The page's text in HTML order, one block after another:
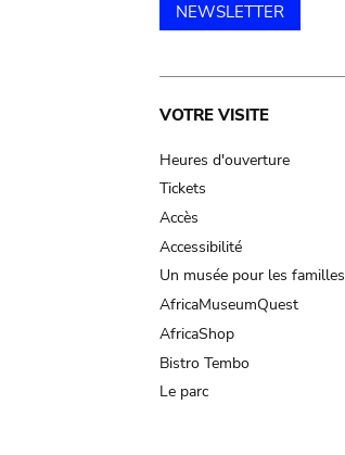
NEWSLETTER
Main
navigation
VOTRE VISITE
Heures d'ouverture
Tickets
Accès
Accessibilité
Un musée pour les familles
AfricaMuseumQuest
AfricaShop
Bistro Tembo
Le parc